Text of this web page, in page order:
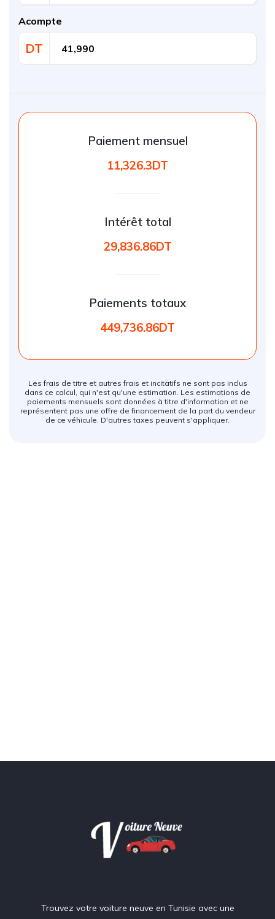
Acompte
DT
Paiement mensuel
11,326.3DT
Intérêt total
29,836.86DT
Paiements totaux
449,736.86DT
Les frais de titre et autres frais et incitatifs ne sont pas inclus
dans ce calcul, qui n'est qu'une estimation. Les estimations de
paiements mensuels sont données à titre d'information et ne
représentent pas une offre de financement de la part du vendeur
de ce véhicule. D'autres taxes peuvent s'appliquer.
Trouvez votre voiture neuve en Tunisie avec une